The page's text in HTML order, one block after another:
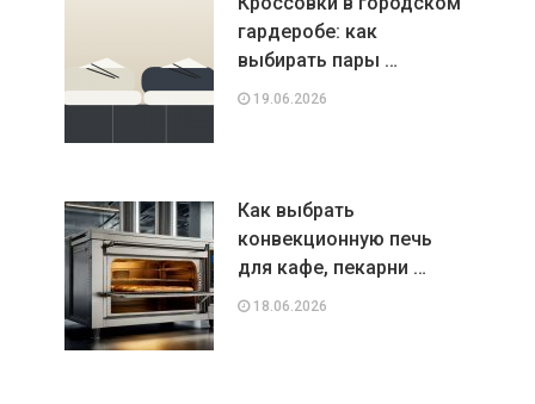
гардеробе: как
выбирать пары …
19.06.2026
Как выбрать
конвекционную печь
для кафе, пекарни …
18.06.2026